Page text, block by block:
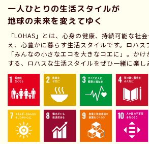
一人ひとりの生活スタイルが
地球の未来を変えてゆく
「LOHAS」とは、心身の健康、持続可能な社
え、心豊かに暮らす生活スタイルです。ロハス
「みんなの小さなエコを大きなコエに」。か
する、ロハスな生活スタイルをぜひ一緒に楽し